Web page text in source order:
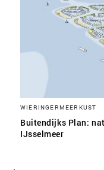
WIERINGERMEERKUST
Buitendijks Plan:
IJsselmeer